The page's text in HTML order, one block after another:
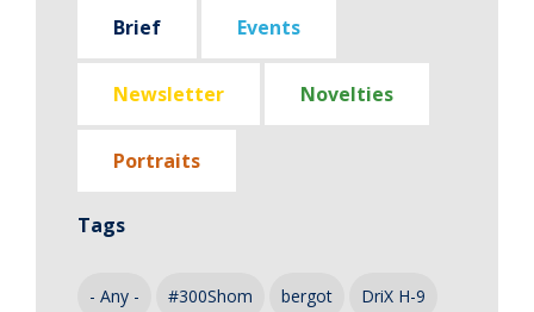
Brief Events
Newsletter Novelties
Portraits
Tags
- Any - #300Shom bergot DriX H-9